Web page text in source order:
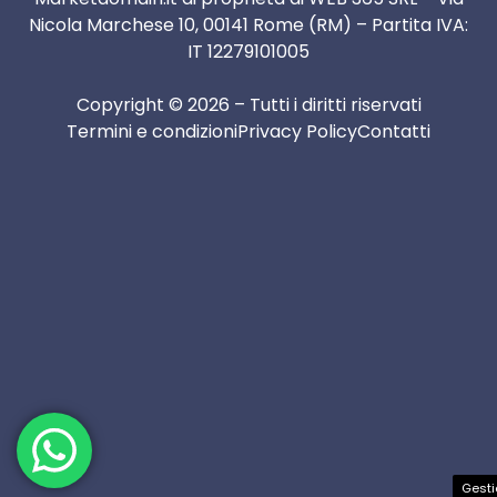
Nicola Marchese 10, 00141 Rome (RM) – Partita IVA:
IT 12279101005
Copyright © 2026 – Tutti i diritti riservati
Termini e condizioniPrivacy PolicyContatti